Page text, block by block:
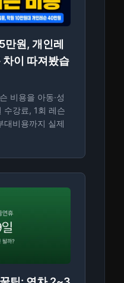
만원, 개인레
차이 따져봤습
비용을 아동·성
수강료, 1회 레슨
대비용까지 실제